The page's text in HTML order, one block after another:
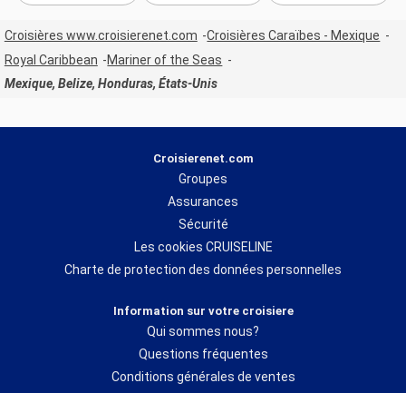
Croisières www.croisierenet.com
Croisières Caraïbes - Mexique
Royal Caribbean
Mariner of the Seas
Mexique, Belize, Honduras, États-Unis
Croisierenet.com
Groupes
Assurances
Sécurité
Les cookies CRUISELINE
Charte de protection des données personnelles
Information sur votre croisiere
Qui sommes nous?
Questions fréquentes
Conditions générales de ventes